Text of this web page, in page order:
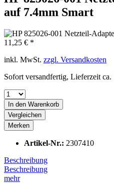
auf 7.4mm Smart
11,25 € *
inkl. MwSt. zzgl. Versandkosten
Sofort versandfertig, Lieferzeit ca.
In den Warenkorb
Vergleichen
Merken
Artikel-Nr.: 2307410
Beschreibung
Beschreibung
mehr